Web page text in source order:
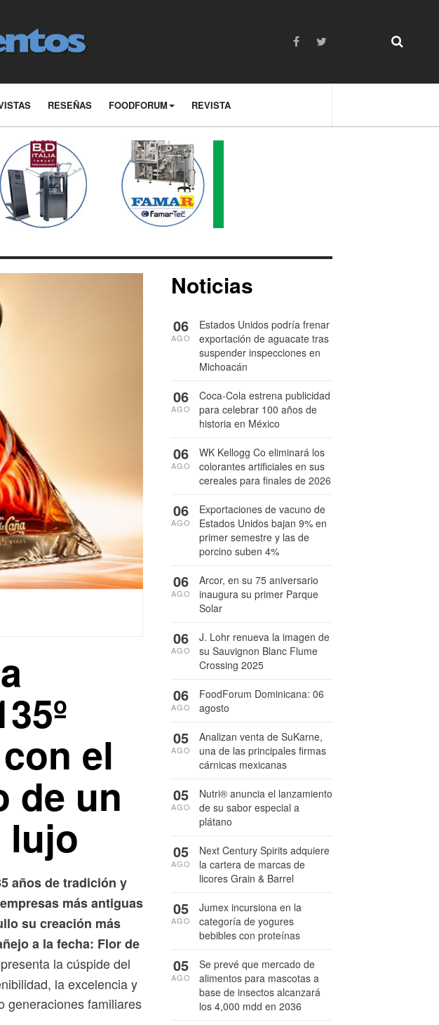
RESEÑAS FOODFORUM REVISTA
el
de un
lujo
años de tradición y
más antiguas
su creación más
a la fecha: Flor de
la cúspide del
la excelencia y
generaciones familiares
Noticias
Estados Unidos podría frenar
exportación de aguacate tras
suspender inspecciones en
Michoacán
06
AGO
Coca-Cola estrena publicidad
para celebrar 100 años de
historia en México
06
AGO
WK Kellogg Co eliminará los
colorantes artificiales en sus
cereales para finales de 2026
06
AGO
Exportaciones de vacuno de
Estados Unidos bajan 9% en
primer semestre y las de
porcino suben 4%
06
AGO
Arcor, en su 75 aniversario
inaugura su primer Parque
Solar
06
AGO
J. Lohr renueva la imagen de
su Sauvignon Blanc Flume
Crossing 2025
06
AGO
FoodForum Dominicana: 06
agosto
06
AGO
Analizan venta de SuKarne,
una de las principales firmas
cárnicas mexicanas
05
AGO
Nutri® anuncia el lanzamiento
de su sabor especial a
plátano
05
AGO
Next Century Spirits adquiere
la cartera de marcas de
licores Grain & Barrel
05
AGO
Jumex incursiona en la
categoría de yogures
bebibles con proteínas
05
AGO
Se prevé que mercado de
alimentos para mascotas a
base de insectos alcanzará
los 4,000 mdd en 2036
05
AGO